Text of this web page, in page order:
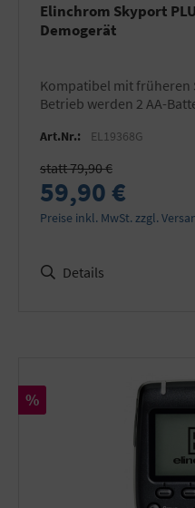
Elinchrom Skyport
Demogerät
Kompatibel mit früheren Skyport Versionen! Zum
Betrieb werden 2 AA-
Art.Nr.: EL19368G
statt 79,90 €
59,90 €
Preise inkl. MwSt. zzgl.
Details
Rabatt
%